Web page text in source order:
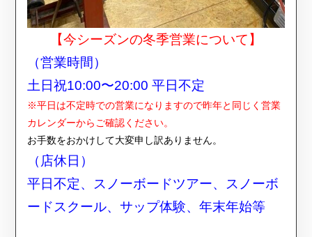
【今シーズンの冬季営業について】
（営業時間）
土日祝10:00〜20:00 平日不定
※平日は不定時での営業になりますので昨年と同じく営業
カレンダーからご確認ください。
お手数をおかけして大変申し訳ありません。
（店休日）
平日不定、スノーボードツアー、スノーボ
ードスクール、サップ体験、年末年始等